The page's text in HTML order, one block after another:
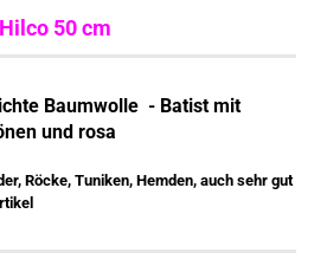
50 cm
Baumwolle - Batist mit
und rosa
Röcke, Tuniken, Hemden, auch sehr gut